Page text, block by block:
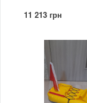
11 213 грн